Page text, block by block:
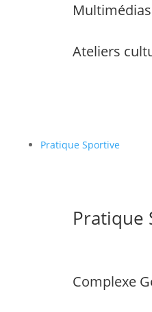
Ateliers
Pratique Sportive
Pratique
Complexe